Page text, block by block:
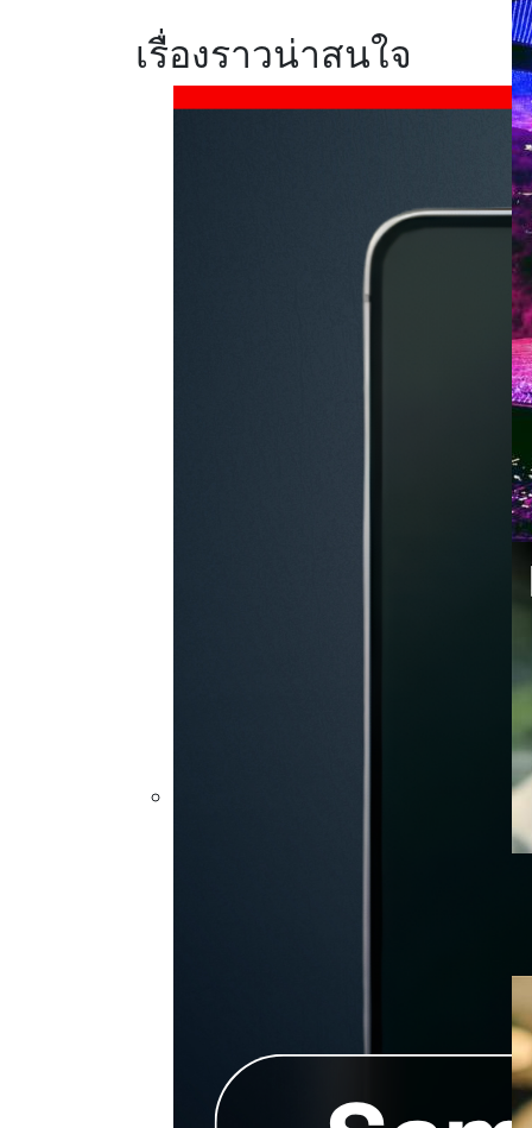
เรื่องราวน่าสนใจ